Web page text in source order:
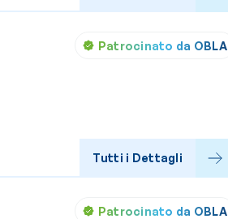
Patrocinato da OBLA
Tutti i Dettagli
Patrocinato da OBLA